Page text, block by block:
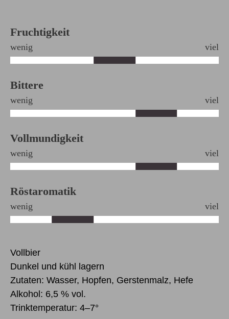
Fruchtigkeit
wenig viel
Bittere
wenig viel
Vollmundigkeit
wenig viel
Röstaromatik
wenig viel
Vollbier
Dunkel und kühl lagern
Zutaten: Wasser, Hopfen, Gerstenmalz, Hefe
Alkohol: 6,5 % vol.
Trinktemperatur: 4–7°